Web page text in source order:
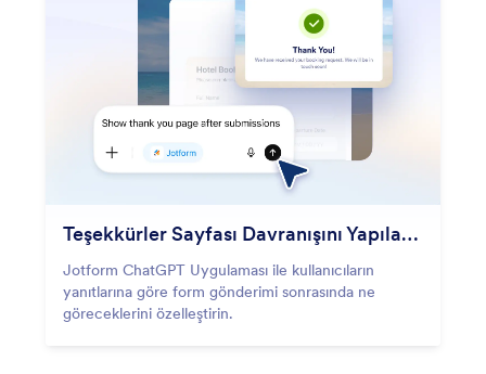
Teşekkürler Sayfası Davranışını Yapılandırın
Jotform ChatGPT Uygulaması ile kullanıcıların
yanıtlarına göre form gönderimi sonrasında ne
göreceklerini özelleştirin.